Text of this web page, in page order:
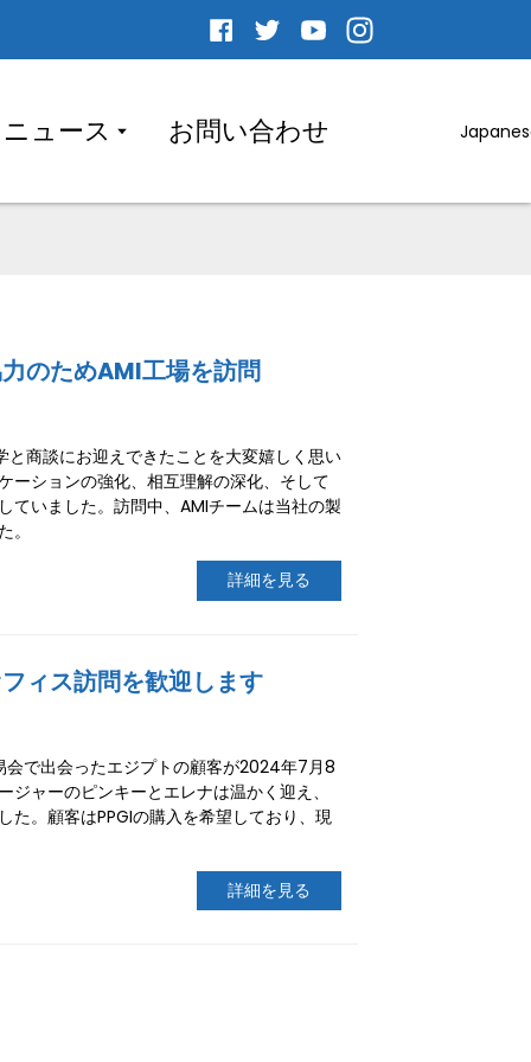
ニュース お問い合わせ
のためAMI工場を訪問
と商談にお迎えできたことを大変嬉しく思い
ーションの強化、相互理解の深化、そして
ていました。訪問中、AMIチームは当社の製
。
詳細を見る
ィス訪問を歓迎します
で出会ったエジプトの顧客が2024年7月8
ジャーのピンキーとエレナは温かく迎え、
た。顧客はPPGIの購入を希望しており、現
詳細を見る